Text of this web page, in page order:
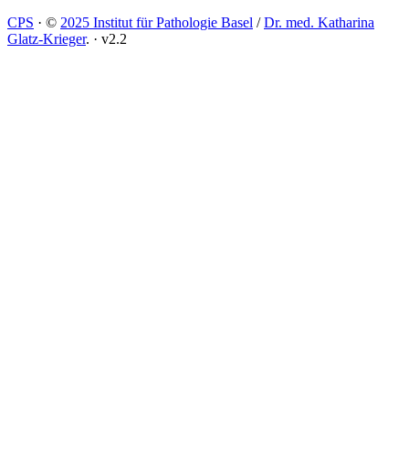
CPS · © 2025 Institut für Pathologie Basel /Dr. med. Katharina
Glatz-Krieger. · v2.2